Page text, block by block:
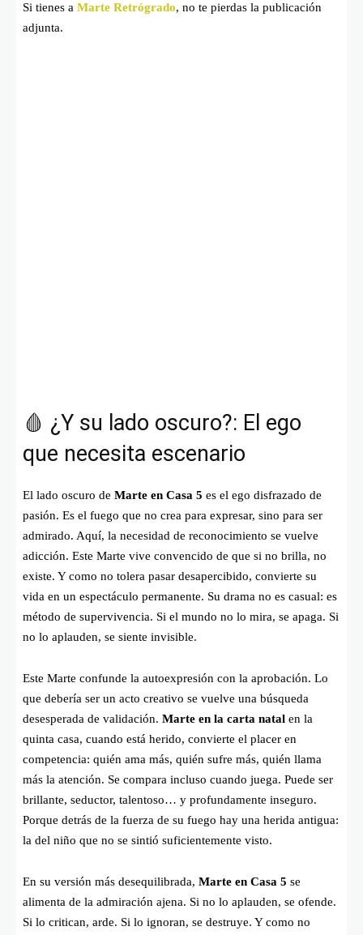
Si tienes a Marte Retrógrado, no te pierdas la publicación
adjunta.
🩸 ¿Y su lado oscuro?: El ego
que necesita escenario
El lado oscuro de Marte en Casa 5 es el ego disfrazado de
pasión. Es el fuego que no crea para expresar, sino para ser
admirado. Aquí, la necesidad de reconocimiento se vuelve
adicción. Este Marte vive convencido de que si no brilla, no
existe. Y como no tolera pasar desapercibido, convierte su
vida en un espectáculo permanente. Su drama no es casual: es
método de supervivencia. Si el mundo no lo mira, se apaga. Si
no lo aplauden, se siente invisible.
Este Marte confunde la autoexpresión con la aprobación. Lo
que debería ser un acto creativo se vuelve una búsqueda
desesperada de validación. Marte en la carta natal en la
quinta casa, cuando está herido, convierte el placer en
competencia: quién ama más, quién sufre más, quién llama
más la atención. Se compara incluso cuando juega. Puede ser
brillante, seductor, talentoso… y profundamente inseguro.
Porque detrás de la fuerza de su fuego hay una herida antigua:
la del niño que no se sintió suficientemente visto.
En su versión más desequilibrada, Marte en Casa 5 se
alimenta de la admiración ajena. Si no lo aplauden, se ofende.
Si lo critican, arde. Si lo ignoran, se destruye. Y como no